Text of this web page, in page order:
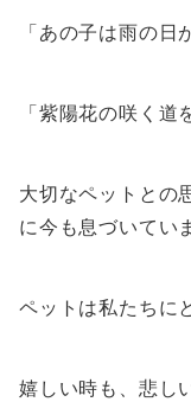
「あの子は雨の日
「紫陽花の咲く道
大切なペットとの
に今も息づいてい
ペットは私たちに
嬉しい時も、悲し